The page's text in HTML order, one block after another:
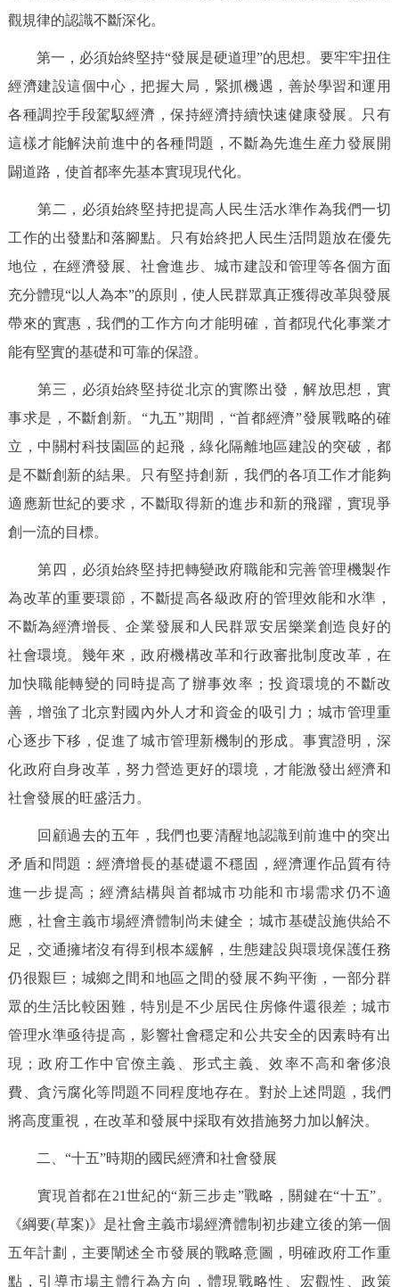
觀規律的認識不斷深化。
第一，必須始終堅持“發展是硬道理”的思想。要牢牢扭住
經濟建設這個中心，把握大局，緊抓機遇，善於學習和運用
各種調控手段駕馭經濟，保持經濟持續快速健康發展。只有
這樣才能解決前進中的各種問題，不斷為先進生産力發展開
闢道路，使首都率先基本實現現代化。
第二，必須始終堅持把提高人民生活水準作為我們一切
工作的出發點和落腳點。只有始終把人民生活問題放在優先
地位，在經濟發展、社會進步、城市建設和管理等各個方面
充分體現“以人為本”的原則，使人民群眾真正獲得改革與發展
帶來的實惠，我們的工作方向才能明確，首都現代化事業才
能有堅實的基礎和可靠的保證。
第三，必須始終堅持從北京的實際出發，解放思想，實
事求是，不斷創新。“九五”期間，“首都經濟”發展戰略的確
立，中關村科技園區的起飛，綠化隔離地區建設的突破，都
是不斷創新的結果。只有堅持創新，我們的各項工作才能夠
適應新世紀的要求，不斷取得新的進步和新的飛躍，實現爭
創一流的目標。
第四，必須始終堅持把轉變政府職能和完善管理機製作
為改革的重要環節，不斷提高各級政府的管理效能和水準，
不斷為經濟增長、企業發展和人民群眾安居樂業創造良好的
社會環境。幾年來，政府機構改革和行政審批制度改革，在
加快職能轉變的同時提高了辦事效率；投資環境的不斷改
善，增強了北京對國內外人才和資金的吸引力；城市管理重
心逐步下移，促進了城市管理新機制的形成。事實證明，深
化政府自身改革，努力營造更好的環境，才能激發出經濟和
社會發展的旺盛活力。
回顧過去的五年，我們也要清醒地認識到前進中的突出
矛盾和問題：經濟增長的基礎還不穩固，經濟運作品質有待
進一步提高；經濟結構與首都城市功能和市場需求仍不適
應，社會主義市場經濟體制尚未健全；城市基礎設施供給不
足，交通擁堵沒有得到根本緩解，生態建設與環境保護任務
仍很艱巨；城鄉之間和地區之間的發展不夠平衡，一部分群
眾的生活比較困難，特別是不少居民住房條件還很差；城市
管理水準亟待提高，影響社會穩定和公共安全的因素時有出
現；政府工作中官僚主義、形式主義、效率不高和奢侈浪
費、貪污腐化等問題不同程度地存在。對於上述問題，我們
將高度重視，在改革和發展中採取有效措施努力加以解決。
二、“十五”時期的國民經濟和社會發展
實現首都在21世紀的“新三步走”戰略，關鍵在“十五”。
《綱要(草案)》是社會主義市場經濟體制初步建立後的第一個
五年計劃，主要闡述全市發展的戰略意圖，明確政府工作重
點，引導市場主體行為方向，體現戰略性、宏觀性、政策